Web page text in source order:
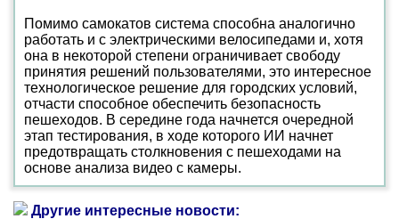
Помимо самокатов система способна аналогично
работать и с электрическими велосипедами и, хотя
она в некоторой степени ограничивает свободу
принятия решений пользователями, это интересное
технологическое решение для городских условий,
отчасти способное обеспечить безопасность
пешеходов. В середине года начнется очередной
этап тестирования, в ходе которого ИИ начнет
предотвращать столкновения с пешеходами на
основе анализа видео с камеры.
Другие интересные новости: